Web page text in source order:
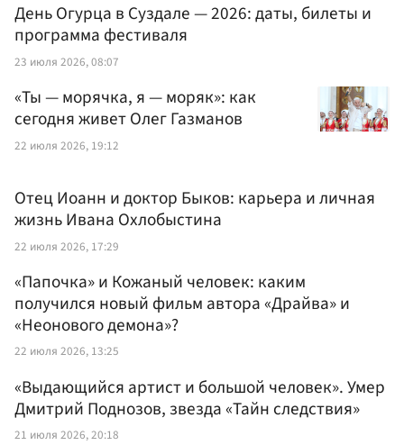
День Огурца в Суздале — 2026: даты, билеты и
программа фестиваля
23 июля 2026, 08:07
«Ты — морячка, я — моряк»: как
сегодня живет Олег Газманов
22 июля 2026, 19:12
Отец Иоанн и доктор Быков: карьера и личная
жизнь Ивана Охлобыстина
22 июля 2026, 17:29
«Папочка» и Кожаный человек: каким
получился новый фильм автора «Драйва» и
«Неонового демона»?
22 июля 2026, 13:25
«Выдающийся артист и большой человек». Умер
Дмитрий Поднозов, звезда «Тайн следствия»
21 июля 2026, 20:18